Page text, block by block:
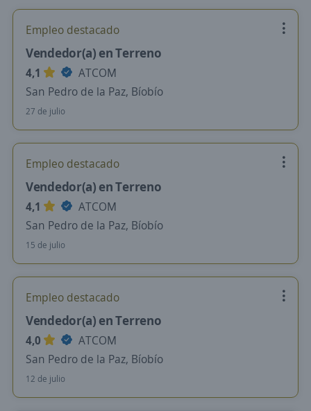
Empleo destacado
Vendedor(a) en Terreno
4,1
ATCOM
San Pedro de la Paz, Bíobío
27 de julio
Empleo destacado
Vendedor(a) en Terreno
4,1
ATCOM
San Pedro de la Paz, Bíobío
15 de julio
Empleo destacado
Vendedor(a) en Terreno
4,0
ATCOM
San Pedro de la Paz, Bíobío
12 de julio